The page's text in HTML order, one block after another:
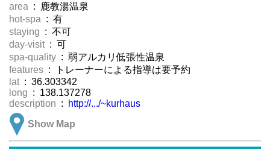
area : 鹿教湯温泉
hot-spa : 有
staying : 不可
day-visit : 可
spa-quality : 弱アルカリ低張性温泉
features : トレーナーによる指導は要予約
lat : 36.303342
long : 138.137278
description :
http://.../~kurhaus
Show Map